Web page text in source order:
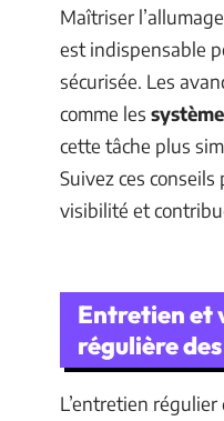
Maîtriser
est indispensable
sécurisée. Les
comme les
cette tâche plus
Suivez ces
visibilité et
Entretien et
régulière
L’entretien